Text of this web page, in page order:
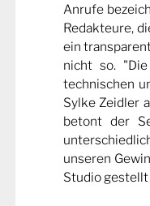
Anrufe
Redakteure,
ein
nicht so.
technischen
Sylke Zeidler
betont der
unseren
Studio gestellt